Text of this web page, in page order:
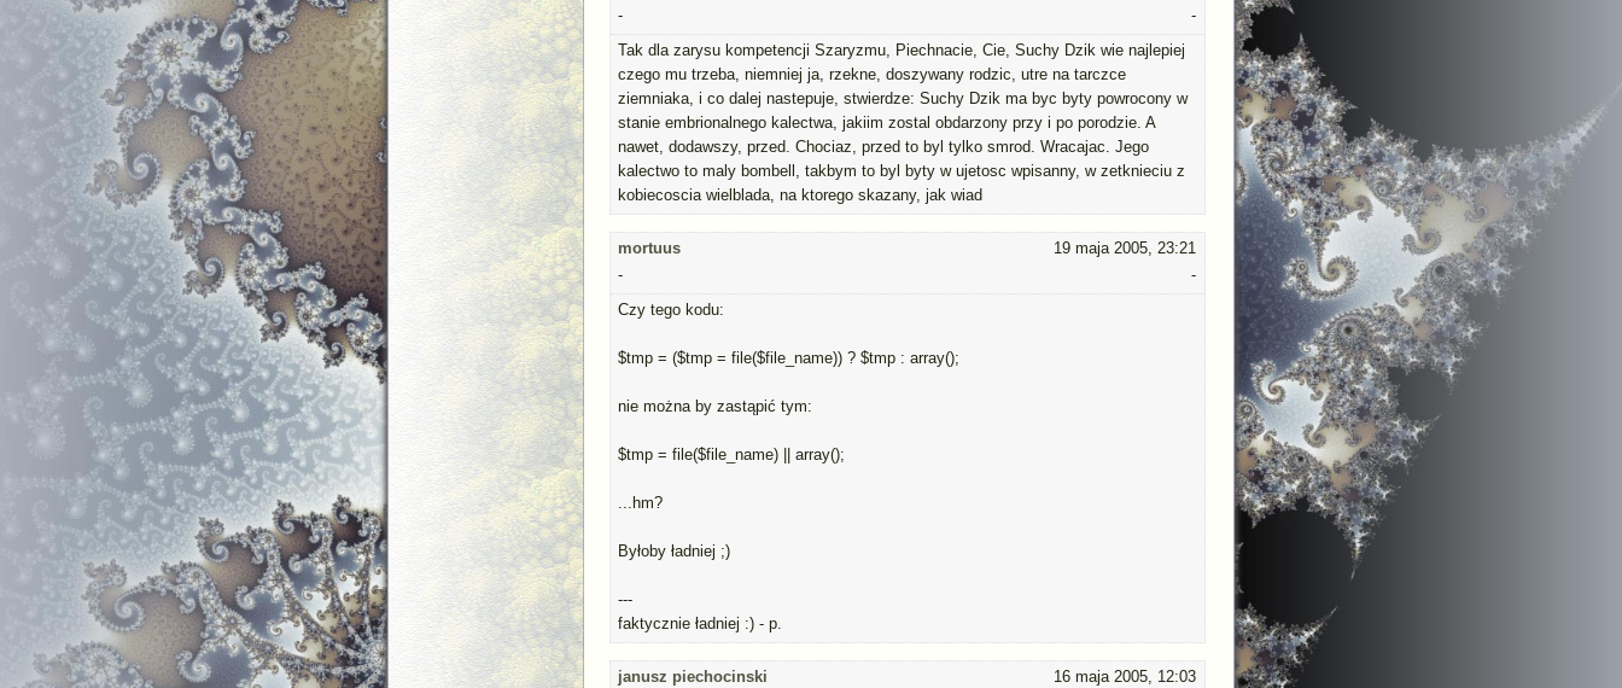
-
-
Tak dla zarysu kompetencji Szaryzmu, Piechnacie, Cie, Suchy Dzik wie najlepiej
czego mu trzeba, niemniej ja, rzekne, doszywany rodzic, utre na tarczce
ziemniaka, i co dalej nastepuje, stwierdze: Suchy Dzik ma byc byty powrocony w
stanie embrionalnego kalectwa, jakiim zostal obdarzony przy i po porodzie. A
nawet, dodawszy, przed. Chociaz, przed to byl tylko smrod. Wracajac. Jego
kalectwo to maly bombell, takbym to byl byty w ujetosc wpisanny, w zetknieciu z
kobiecoscia wielblada, na ktorego skazany, jak wiad
mortuus
19 maja 2005, 23:21
-
-
Czy tego kodu:
$tmp = ($tmp = file($file_name)) ? $tmp : array();
nie można by zastąpić tym:
$tmp = file($file_name) || array();
...hm?
Byłoby ładniej ;)
---
faktycznie ładniej :) - p.
janusz piechocinski
16 maja 2005, 12:03